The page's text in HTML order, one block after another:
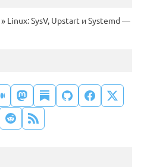
» Linux: SysV, Upstart и Systemd —